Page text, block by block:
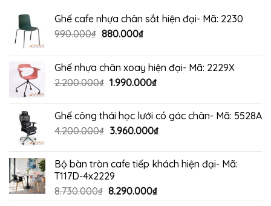
Ghế cafe nhựa chân sắt hiện đại- Mã: 2230
990.000₫ Giá
990.000₫.
880.000₫Giá
là:
880.000₫.
Ghế nhựa chân xoay hiện đại- Mã: 2229X
2.200.000₫ Giá
2.200.000₫.
1.990.000₫Giá
là:
1.990.000₫.
Ghế công thái học lưới có gác chân- Mã: 5528A
4.200.000₫ Giá
4.200.000₫.
3.960.000₫Giá
là:
Bộ bàn tròn cafe tiếp khách hiện đại- Mã:
T117D-4x2229
8.730.000₫ Giá
8.290.000₫Giá